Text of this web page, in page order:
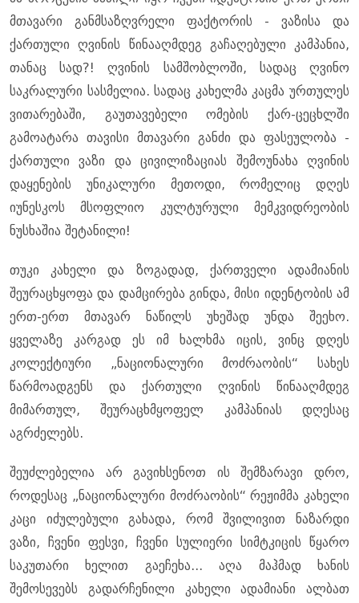
მთავარი განმსაზღვრელი ფაქტორის - ვაზისა და
ქართული ღვინის წინააღმდეგ გაჩაღებული კამპანია,
თანაც სად?! ღვინის სამშობლოში, სადაც ღვინო
საკრალური სასმელია. სადაც კახელმა კაცმა ურთულეს
ვითარებაში, გაუთავებელი ომების ქარ-ცეცხლში
გამოატარა თავისი მთავარი განძი და ფასეულობა -
ქართული ვაზი და ცივილიზაციას შემოუნახა ღვინის
დაყენების უნიკალური მეთოდი, რომელიც დღეს
იუნესკოს მსოფლიო კულტურული მემკვიდრეობის
ნუსხაშია შეტანილი!
თუკი კახელი და ზოგადად, ქართველი ადამიანის
შეურაცხყოფა და დამცირება გინდა, მისი იდენტობის ამ
ერთ-ერთ მთავარ ნაწილს უხეშად უნდა შეეხო.
ყველაზე კარგად ეს იმ ხალხმა იცის, ვინც დღეს
კოლექტიური „ნაციონალური მოძრაობის“ სახეს
წარმოადგენს და ქართული ღვინის წინააღმდეგ
მიმართულ, შეურაცხმყოფელ კამპანიას დღესაც
აგრძელებს.
შეუძლებელია არ გავიხსენოთ ის შემზარავი დრო,
როდესაც „ნაციონალური მოძრაობის“ რეჟიმმა კახელი
კაცი იძულებული გახადა, რომ შვილივით ნაზარდი
ვაზი, ჩვენი ფესვი, ჩვენი სულიერი სიმტკიცის წყარო
საკუთარი ხელით გაეჩეხა... აღა მაჰმად ხანის
შემოსევებს გადარჩენილი კახელი ადამიანი ალბათ